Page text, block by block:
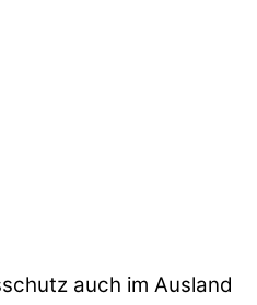
auch im Ausland